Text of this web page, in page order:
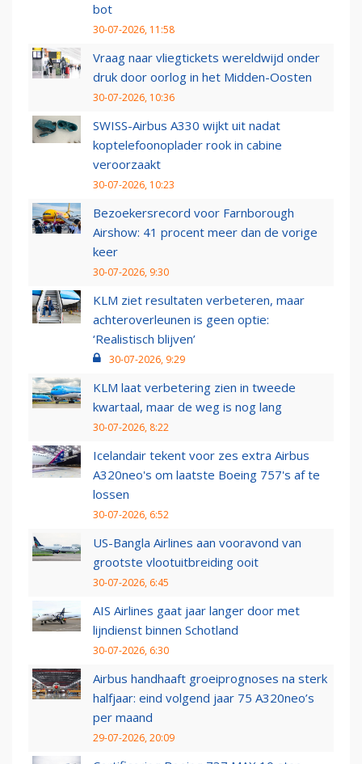
bot
30-07-2026, 11:58
Vraag naar vliegtickets wereldwijd onder
druk door oorlog in het Midden-Oosten
30-07-2026, 10:36
SWISS-Airbus A330 wijkt uit nadat
koptelefoonoplader rook in cabine
veroorzaakt
30-07-2026, 10:23
Bezoekersrecord voor Farnborough
Airshow: 41 procent meer dan de vorige
keer
30-07-2026, 9:30
KLM ziet resultaten verbeteren, maar
achteroverleunen is geen optie:
‘Realistisch blijven’
30-07-2026, 9:29
KLM laat verbetering zien in tweede
kwartaal, maar de weg is nog lang
30-07-2026, 8:22
Icelandair tekent voor zes extra Airbus
A320neo's om laatste Boeing 757's af te
lossen
30-07-2026, 6:52
US-Bangla Airlines aan vooravond van
grootste vlootuitbreiding ooit
30-07-2026, 6:45
AIS Airlines gaat jaar langer door met
lijndienst binnen Schotland
30-07-2026, 6:30
Airbus handhaaft groeiprognoses na sterk
halfjaar: eind volgend jaar 75 A320neo’s
per maand
29-07-2026, 20:09